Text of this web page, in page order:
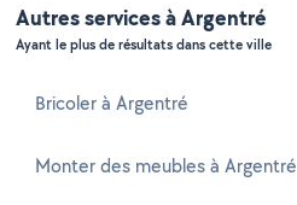
Autres services à Argentré
Ayant le plus de résultats dans cette ville
Bricoler à Argentré
Monter des meubles à Argentré